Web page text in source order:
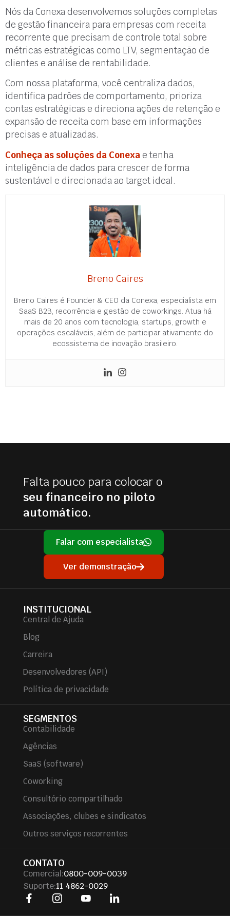
Nós da Conexa desenvolvemos soluções completas
de gestão financeira para empresas com receita
recorrente que precisam de controle total sobre
métricas estratégicas como LTV, segmentação de
clientes e análise de rentabilidade.
Com nossa plataforma, você centraliza dados,
identifica padrões de comportamento, prioriza
contas estratégicas e direciona ações de retenção e
expansão de receita com base em informações
precisas e atualizadas.
Conheça as soluções da Conexae tenha
inteligência de dados para crescer de forma
sustentável e direcionada ao target ideal.
Breno Caires
Breno Caires é Founder & CEO da Conexa, especialista em
SaaS B2B, recorrência e gestão de coworkings. Atua há
mais de 20 anos com tecnologia, startups, growth e
operações escaláveis, além de participar ativamente do
ecossistema de inovação brasileiro.
Falta pouco para colocar o
seu financeiro no piloto
automático.
Falar com especialista
Ver demonstração
INSTITUCIONAL
Central de Ajuda
Blog
Carreira
Desenvolvedores (API)
Política de privacidade
SEGMENTOS
Contabilidade
Agências
SaaS (software)
Coworking
Consultório compartilhado
Associações, clubes e sindicatos
Outros serviços recorrentes
CONTATO
Comercial:0800-009-0039
Suporte:11 4862-0029